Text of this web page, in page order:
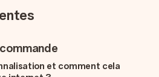
et comment cela